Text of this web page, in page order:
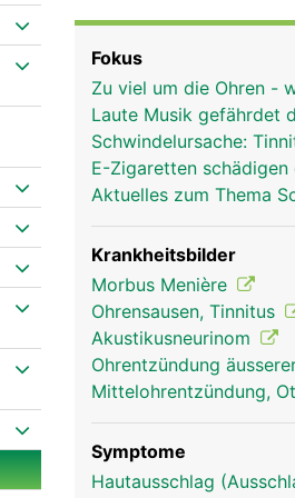
Membran und hat zwei
Schutz vor
aussen auf die drei
Steigbügel - die
Die Gehörknöchelchen
Innenohr, dem
die Schallwellen in
schneckenförmige
Rezeptoren zum Hören
Signale durch den
Fokus
Zu viel um die Ohren -
Laute Musik gefährdet
Schwindelursache:
E-Zigaretten schädigen
Aktuelles zum Thema
Krankheitsbilder
Morbus Menière
Ohrensausen, Tinnitus
Akustikusneurinom
Ohrentzündung
Mittelohrentzündung,
Symptome
Hautausschlag